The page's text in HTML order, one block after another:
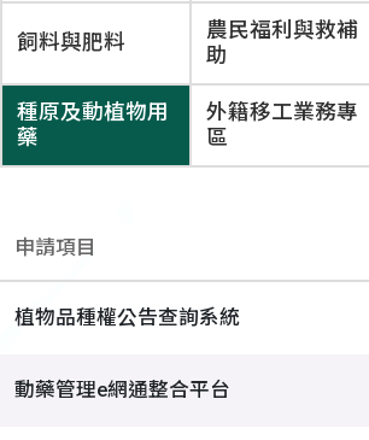
飼料與肥料
農民福利與救補
助
種原及動植物用
藥
外籍移工業務專
區
申請項目
植物品種權公告查詢系統
動藥管理e網通整合平台